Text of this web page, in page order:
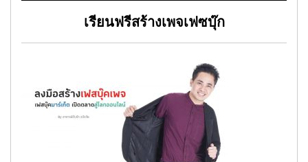
เรียนฟรีสร้างเพจเฟซบุ๊ก